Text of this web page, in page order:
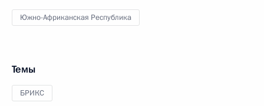
Южно-Африканская Республика
Темы
БРИКС